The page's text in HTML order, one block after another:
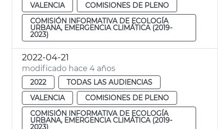
VALENCIA
COMISIONES DE PLENO
COMISIÓN INFORMATIVA DE ECOLOGÍA
URBANA, EMERGENCIA CLIMÁTICA (2019-
2023)
2022-04-21
modificado hace 4 años
2022
TODAS LAS AUDIENCIAS
VALENCIA
COMISIONES DE PLENO
COMISIÓN INFORMATIVA DE ECOLOGÍA
URBANA, EMERGENCIA CLIMÁTICA (2019-
2023)